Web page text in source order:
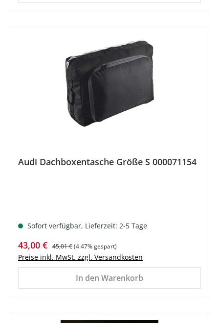
Audi Dachboxentasche Größe S 000071154
Sofort verfügbar, Lieferzeit: 2-5 Tage
Verkaufspreis:
43,00 € Regulärer Preis:
45,01 €(4.47% gespart)
Preise inkl. MwSt. zzgl. Versandkosten
In den Warenkorb